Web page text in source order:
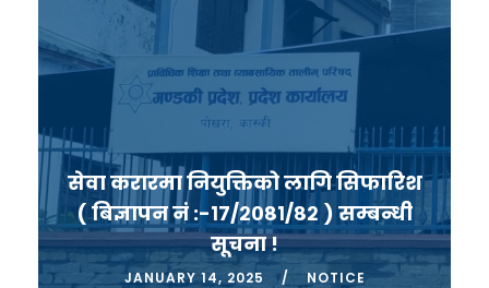
सेवा करारमा नियुक्तिको लागि सिफारिश
( बिज्ञापन नं :-१७/२०८१/८२ ) सम्बन्धी
सूचना !
JANUARY 14, 2025 NOTICE